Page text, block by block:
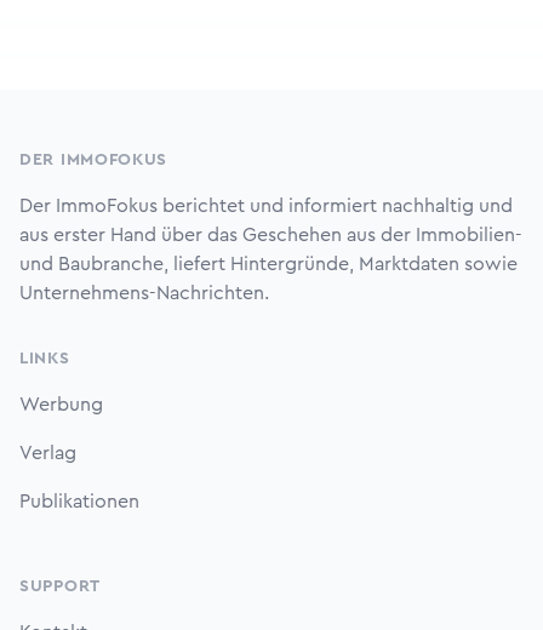
DER IMMOFOKUS
Der ImmoFokus berichtet und informiert nachhaltig und
aus erster Hand über das Geschehen aus der Immobilien-
und Baubranche, liefert Hintergründe, Marktdaten sowie
Unternehmens-Nachrichten.
LINKS
Werbung
Verlag
Publikationen
SUPPORT